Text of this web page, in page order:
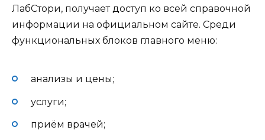
ЛабСтори, получает доступ ко всей справочной
информации на официальном сайте. Среди
функциональных блоков главного меню:
анализы и цены;
услуги;
приём врачей;